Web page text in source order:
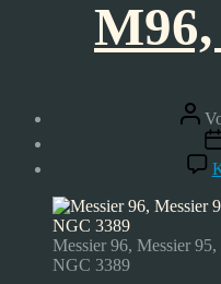
Messier 96, Messier
NGC 3389